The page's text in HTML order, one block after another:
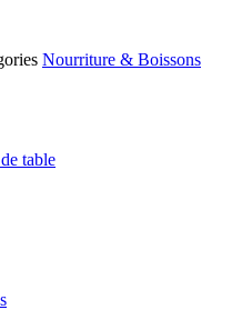
Nourriture & Boissons
table